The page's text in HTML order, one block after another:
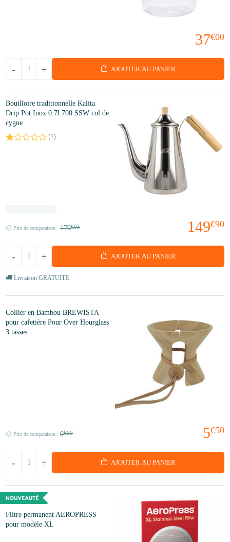
37€00
+
- AJOUTER AU PANIER
Bouilloire traditionnelle Kalita
Drip Pot Inox 0.7l 700 SSW col de
cygne
(1)
149€90
Prix de comparaison : 179€95
+
- AJOUTER AU PANIER
Livraison GRATUITE
Collier en Bambou BREWISTA
pour cafetière Pour Over Hourglass
3 tasses
5€50
Prix de comparaison : 9€90
+
- AJOUTER AU PANIER
Filtre permanent AEROPRESS
pour modèle XL